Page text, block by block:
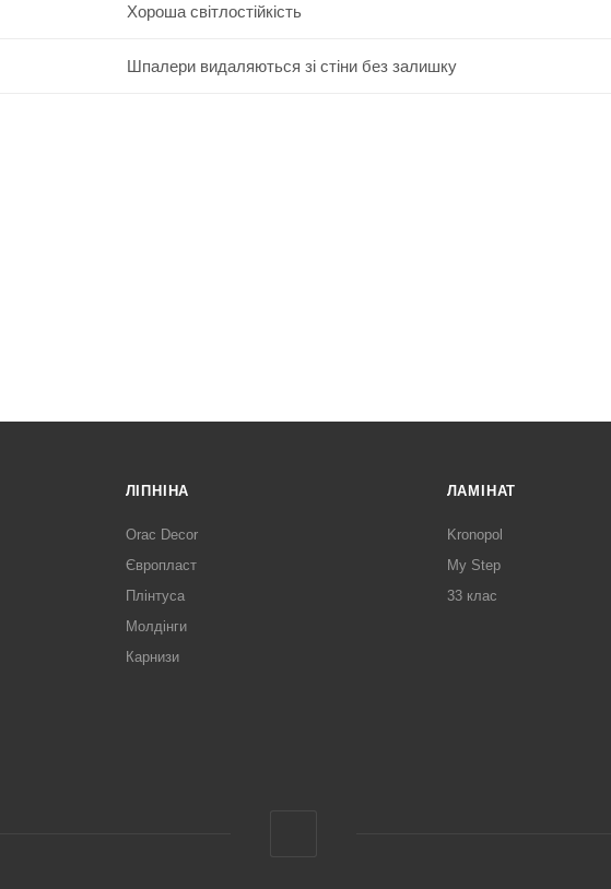
Хороша світлостійкість
Шпалери видаляються зі стіни без залишку
ЛІПНІНА
Orac Decor
Європласт
Плінтуса
Молдінги
Карнизи
ЛАМІНАТ
Kronopol
My Step
33 клас